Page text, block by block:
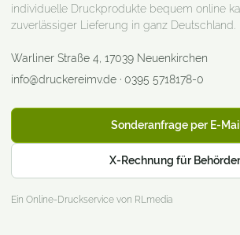
individuelle Druckprodukte bequem online
zuverlässiger Lieferung in ganz Deutschland.
Warliner Straße 4 17039 Neuenkirchen
info@druckereimv.de · 0395 5718178-0
Sonderanfrage per E-
X-Rechnung für
Ein Online-Druckservice von RLmedia